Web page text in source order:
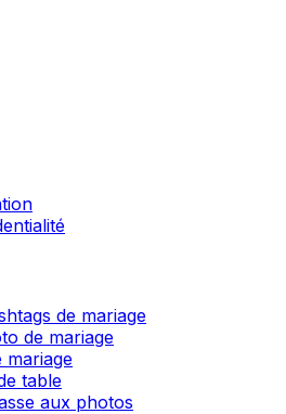
de mariage
de mariage
mariage
table
aux photos